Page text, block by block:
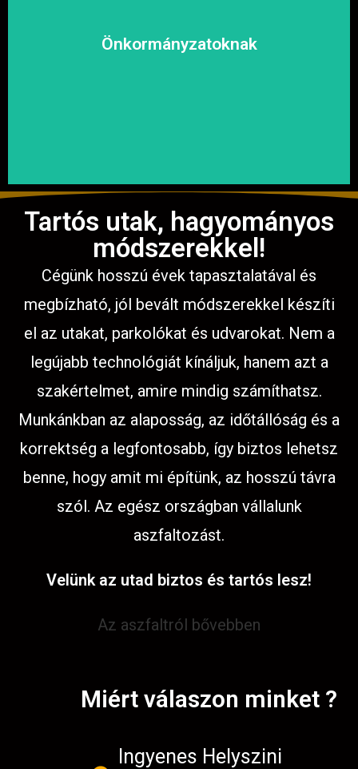
Önkormányzatoknak
garantáljuk a hosszú távú és fenntartható
megoldásokat, hogy a közösség biztonságosan és
Tartós utak, hagyományos
módszerekkel!
Cégünk hosszú évek tapasztalatával és
megbízható, jól bevált módszerekkel készíti
el az utakat, parkolókat és udvarokat. Nem a
legújabb technológiát kínáljuk, hanem azt a
szakértelmet, amire mindig számíthatsz.
Munkánkban az alaposság, az időtállóság és a
korrektség a legfontosabb, így biztos lehetsz
benne, hogy amit mi építünk, az hosszú távra
szól. Az egész országban vállalunk
aszfaltozást.
Velünk az utad biztos és tartós lesz!
Az aszfaltról bővebben
Miért válaszon minket ?
Ingyenes Helyszini